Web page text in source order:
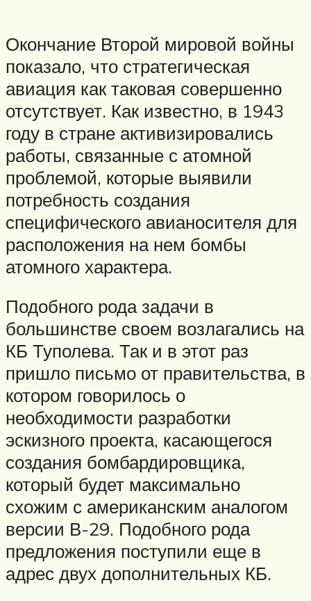
Окончание Второй мировой войны
показало, что стратегическая
авиация как таковая совершенно
отсутствует. Как известно, в 1943
году в стране активизировались
работы, связанные с атомной
проблемой, которые выявили
потребность создания
специфического авианосителя для
расположения на нем бомбы
атомного характера.
Подобного рода задачи в
большинстве своем возлагались на
КБ Туполева. Так и в этот раз
пришло письмо от правительства, в
котором говорилось о
необходимости разработки
эскизного проекта, касающегося
создания бомбардировщика,
который будет максимально
схожим с американским аналогом
версии В-29. Подобного рода
предложения поступили еще в
адрес двух дополнительных КБ.